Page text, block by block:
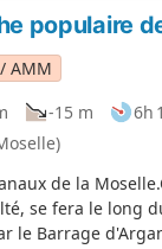
populaire
AMM
-15 m 6h
de la
se fera le long
le Barrage